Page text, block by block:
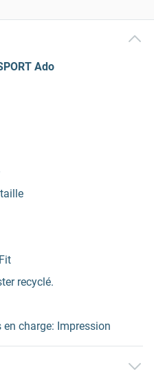
Ado
recyclé.
en charge: Impression